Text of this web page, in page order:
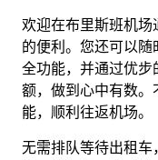
欢迎在布里斯班机
的便利。您还可以
全功能，并通过优
额，做到心中有数。
能，顺利往返机场。
无需排队等待出租车